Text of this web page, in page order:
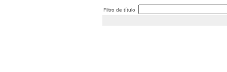
Filtro de título